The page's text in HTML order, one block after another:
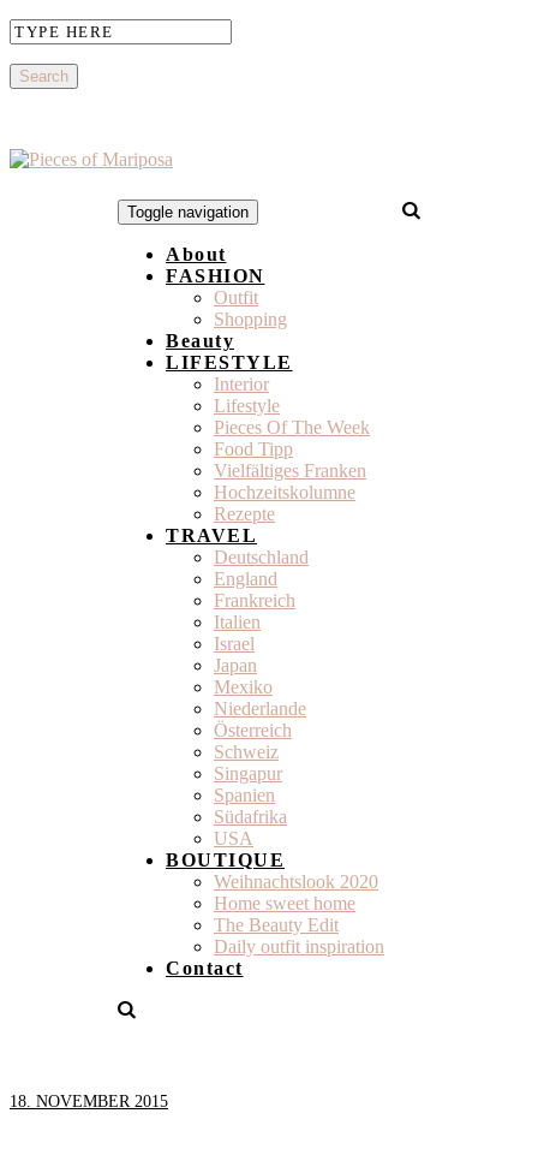
Toggle navigation
About
FASHION
Outfit
Shopping
Beauty
LIFESTYLE
Interior
Lifestyle
Pieces Of The Week
Food Tipp
Vielfältiges Franken
Hochzeitskolumne
Rezepte
TRAVEL
Deutschland
England
Frankreich
Italien
Israel
Japan
Mexiko
Niederlande
Österreich
Schweiz
Singapur
Spanien
Südafrika
USA
BOUTIQUE
Weihnachtslook 2020
Home sweet home
The Beauty Edit
Daily outfit inspiration
Contact
18. NOVEMBER 2015